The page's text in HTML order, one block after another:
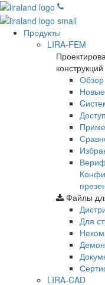
Продукты
LIRA-FEM
конструкций
Обзор
Файлы
Для
LIRA-CAD